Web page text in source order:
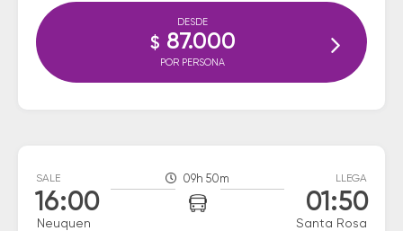
DESDE
$ 87.000
POR PERSONA
SALE
16:00
Neuquen
09h 50m LLEGA
01:50
Santa Rosa